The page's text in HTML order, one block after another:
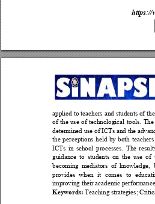
https://
applied to teachers and students of
of the use of technological tools.
determined use of ICTs and the
the perceptions held by both
ICTs in school processes. The
guidance to students on the use of
becoming mediators of knowledge,
provides when it comes to
improving their academic perfor
Keywords: Teaching strategies; Cr